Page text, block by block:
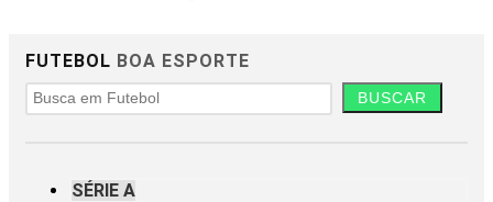
FUTEBOL BOA ESPORTE
BUSCAR
SÉRIE A